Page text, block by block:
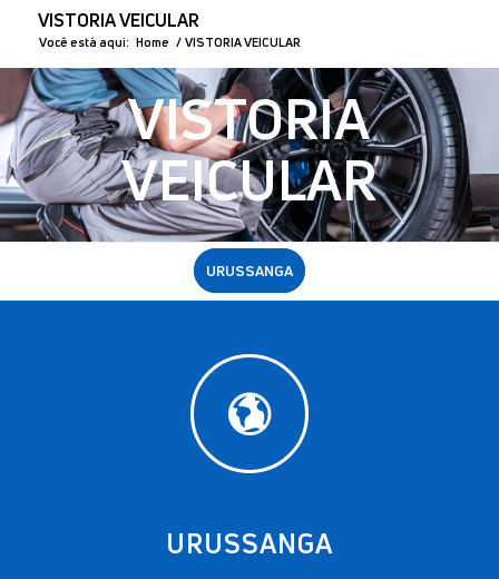
VISTORIA VEICULAR
Você está aqui: Home / VISTORIA VEICULAR
VISTORIA
VEICULAR
URUSSANGA
URUSSANGA